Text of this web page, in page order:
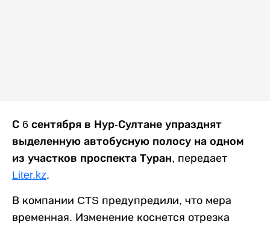
С 6 сентября в Нур-Султане упразднят
выделенную автобусную полосу на одном
из участков проспекта Туран, передает
Liter.kz.
В компании CTS предупредили, что мера
временная. Изменение коснется отрезка